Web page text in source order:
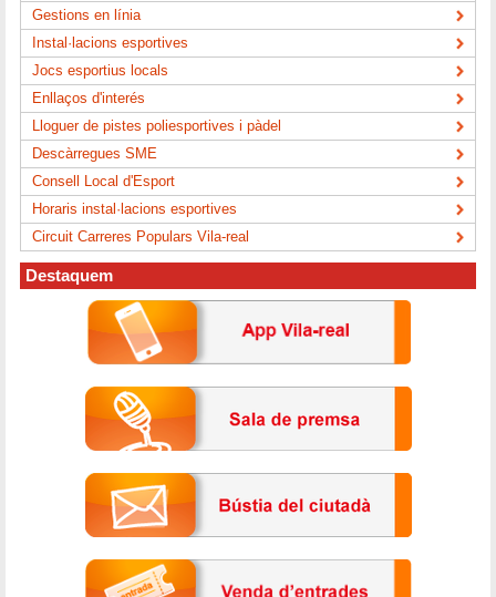
Gestions en línia
Instal·lacions esportives
Jocs esportius locals
Enllaços d'interés
Lloguer de pistes poliesportives i pàdel
Descàrregues SME
Consell Local d'Esport
Horaris instal·lacions esportives
Circuit Carreres Populars Vila-real
Destaquem